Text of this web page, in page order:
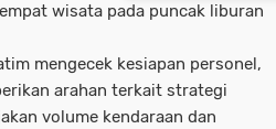
wisata pada puncak liburan
mengecek kesiapan personel,
arahan terkait strategi
volume kendaraan dan